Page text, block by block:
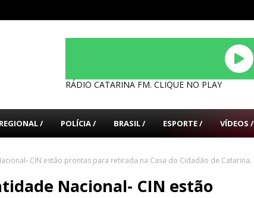
RÁDIO CATARINA FM. CLIQUE NO PLAY
REGIONAL / POLÍCIA / BRASIL / ESPORTE / VÍDEOS /
CIN estão prontas para retirada na Casa do Cidadão de Catarina.
Nacional- CIN estão